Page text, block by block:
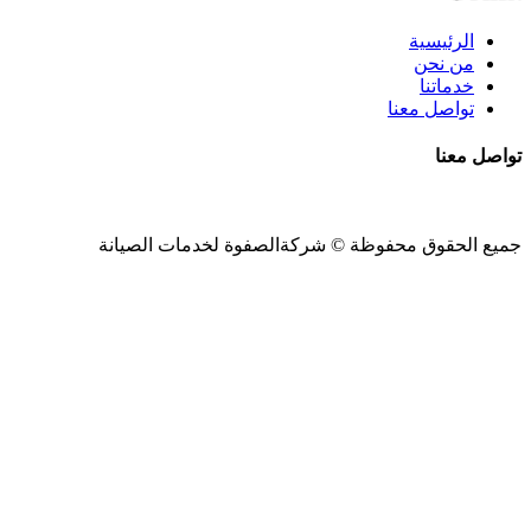
الرئيسية
من نحن
خدماتنا
تواصل معنا
تواصل معنا
جميع الحقوق محفوظة © شركةالصفوة لخدمات الصيانة